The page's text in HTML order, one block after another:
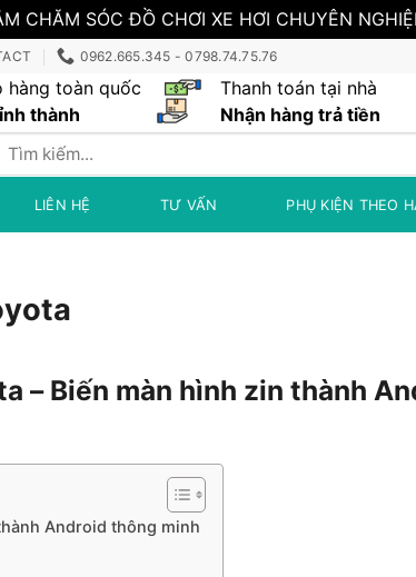
CHĂM SÓC ĐỒ CHƠI XE HƠI CHUYÊN
0962.665.345 - 0798.74.75.76
hàng toàn quốc
thành
Thanh toán tại nhà
Nhận hàng trả tiền
Tìm
LIÊN HỆ TƯ VẤN PHỤ KIỆN THEO
– Biến màn hình zin thành
Android thông minh